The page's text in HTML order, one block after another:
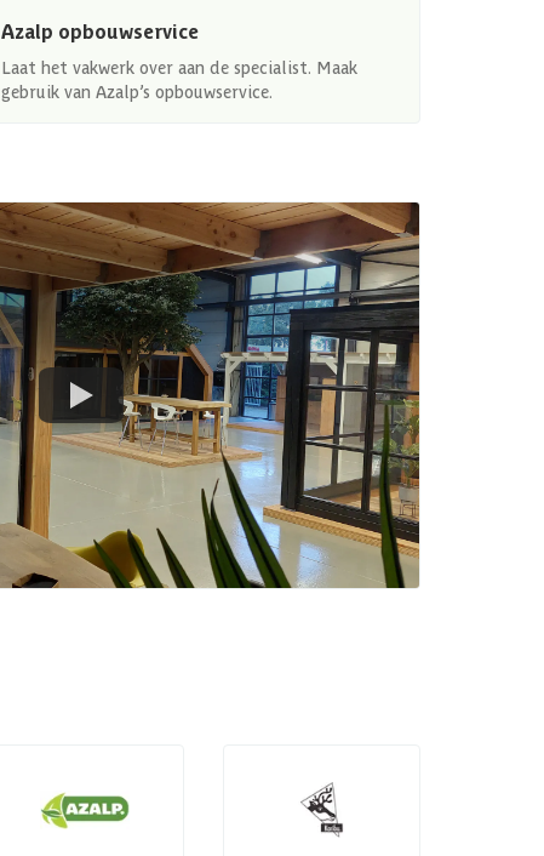
Azalp opbouwservice
Laat het vakwerk over aan de specialist. Maak
gebruik van Azalp’s opbouwservice.